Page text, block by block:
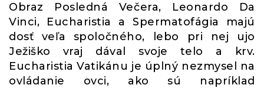
Obraz Posledná Večera, Leonardo Da
Vinci, Eucharistia a Spermatofágia majú
dosť veľa spoločného, lebo pri nej ujo
Ježiško vraj dával svoje telo a krv.
Eucharistia Vatikánu je úplný nezmysel na
ovládanie ovci, ako sú napríklad